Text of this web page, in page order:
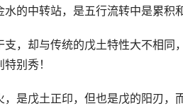
水的中转站，是五行流转中是累积
支，却与传统的戊土特性大不相同
别秀！
，是戊土正印，但也是戊的阳刃，